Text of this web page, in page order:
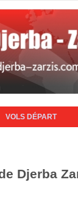
VOLS DÉPART
Djerba